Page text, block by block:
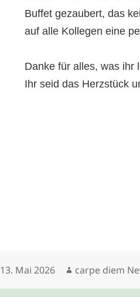
Buffet gezaubert, das
auf alle Kollegen eine
Danke für alles, was ihr
Ihr seid das Herzstück
Veröffentlicht
13. Mai 2026 Autor
carpe diem